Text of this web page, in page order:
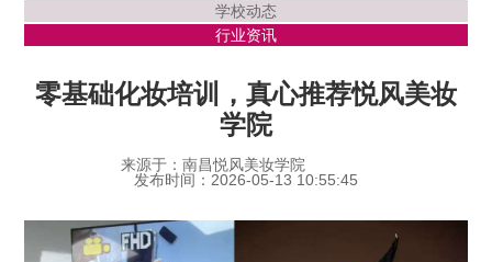
学校动态
行业资讯
零基础化妆培训，真心推荐悦风美妆
学院
来源于：南昌悦风美妆学院
发布时间：2026-05-13 10:55:45